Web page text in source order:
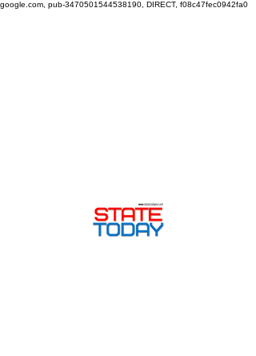
google.com, pub-3470501544538190, DIRECT, f08c47fec0942fa0